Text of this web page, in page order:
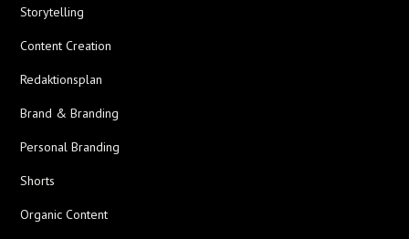
Storytelling
Content Creation
Redaktionsplan
Brand & Branding
Personal Branding
Shorts
Organic Content